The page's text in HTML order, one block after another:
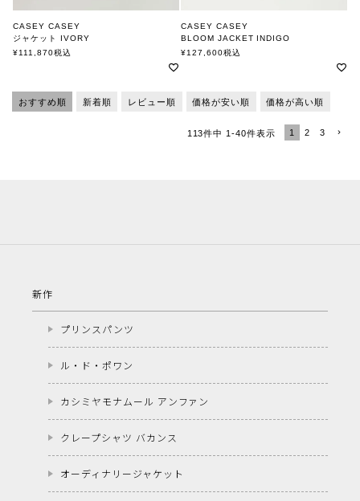
CASEY CASEY
ジャケット IVORY
ケーシーケーシー
¥111,870税込
CASEY CASEY
BLOOM JACKET INDIGO
ケーシーケーシー
¥127,600税込
おすすめ順 新着順 レビュー順 価格が安い順 価格が高い順
113件中 1-40件表示 1 2 3
新作
プリンスパンツ
ル・ド・ポワン
カシミヤモナムール アンファン
クレープシャツ バカンス
オーディナリージャケット